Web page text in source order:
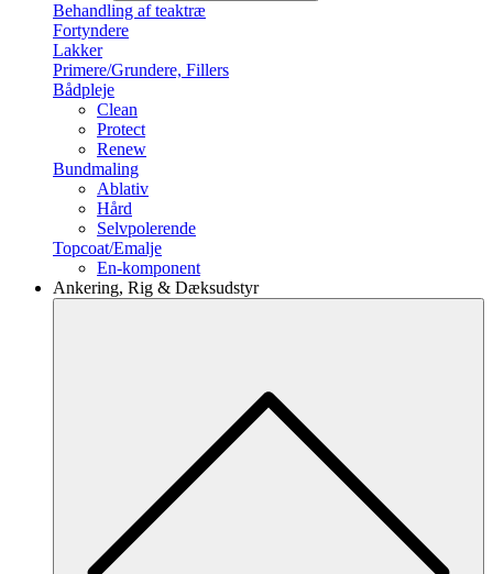
Behandling af teaktræ
Fortyndere
Lakker
Primere/Grundere, Fillers
Bådpleje
Clean
Protect
Renew
Bundmaling
Ablativ
Hård
Selvpolerende
Topcoat/Emalje
En-komponent
Ankering, Rig & Dæksudstyr